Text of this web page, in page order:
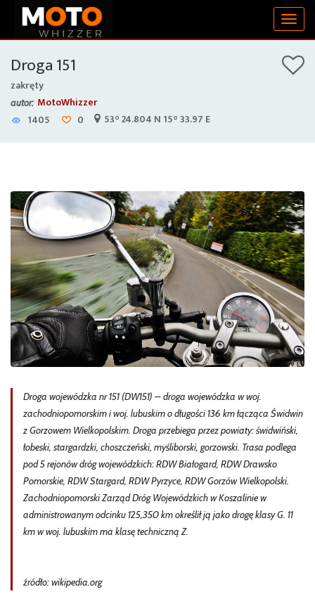
Droga 151
zakręty
autor: MotoWhizzer
1405
0 53° 24.804 N 15° 33.97 E
Droga wojewódzka nr 151 (DW151) – droga wojewódzka w woj.
zachodniopomorskim i woj. lubuskim o długości 136 km łącząca Świdwin
z Gorzowem Wielkopolskim. Droga przebiega przez powiaty: świdwiński,
łobeski, stargardzki, choszczeński, myśliborski, gorzowski. Trasa podlega
pod 5 rejonów dróg wojewódzkich: RDW Białogard, RDW Drawsko
Pomorskie, RDW Stargard, RDW Pyrzyce, RDW Gorzów Wielkopolski.
Zachodniopomorski Zarząd Dróg Wojewódzkich w Koszalinie w
administrowanym odcinku 125,350 km określił ją jako drogę klasy G. 11
km w woj. lubuskim ma klasę techniczną Z.
źródło: wikipedia.org